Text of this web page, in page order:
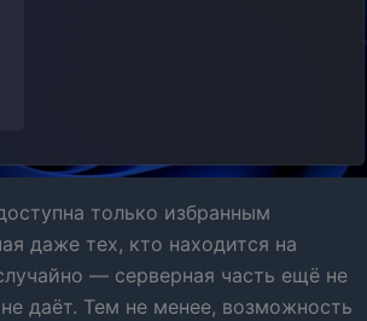
только избранным
даже тех, кто находится на
— серверная часть ещё не
даёт. Тем не менее, возможность